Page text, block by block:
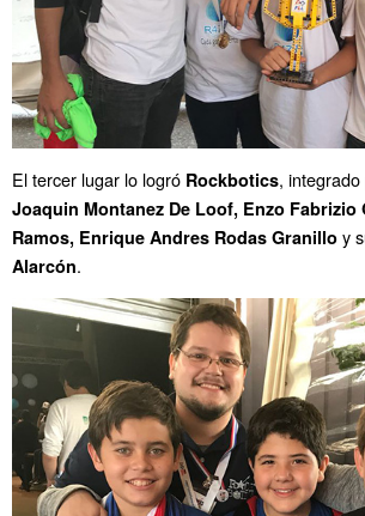
El tercer lugar lo logró Rockbotics,
Joaquin Montanez De Loof, Enzo Fabrizio
Ramos, Enrique Andres Rodas Granillo y
Alarcón.